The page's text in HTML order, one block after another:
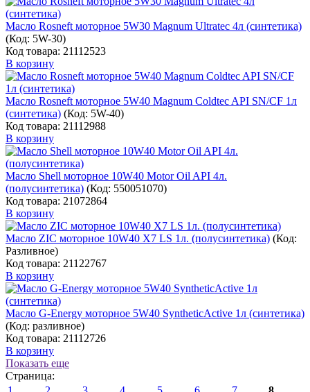
Масло Rosneft моторное 5W30 Magnum Ultratec 4л (синтетика)
(Код: 5W-30)
Код товара: 21112523
В корзину
Масло Rosneft моторное 5W40 Magnum Coldtec API SN/CF 1л
(синтетика) (Код: 5W-40)
Код товара: 21112988
В корзину
Масло Shell моторное 10W40 Motor Oil API 4л.
(полусинтетика) (Код: 550051070)
Код товара: 21072864
В корзину
Масло ZIC моторное 10W40 X7 LS 1л. (полусинтетика) (Код:
Разливное)
Код товара: 21122767
В корзину
Масло G-Energy моторное 5W40 SyntheticActive 1л (синтетика)
(Код: разливное)
Код товара: 21112726
В корзину
Показать еще
Страница: